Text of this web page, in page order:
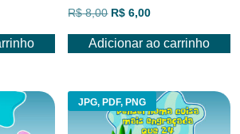
R$8,00 O
original
R$ 6,00O
atual
Adicionar ao carrinho
JPG, PDF, PNG